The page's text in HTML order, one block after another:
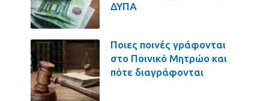
ΔΥΠΑ
Ποιες ποινές γράφονται
στο Ποινικό Μητρώο και
πότε διαγράφονται